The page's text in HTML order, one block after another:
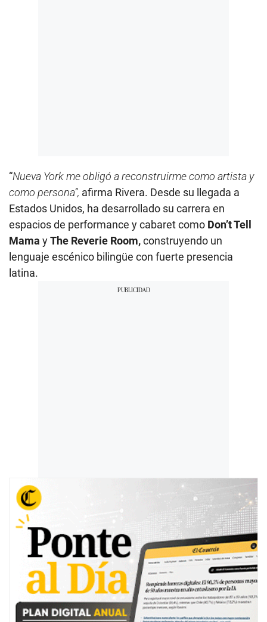
“Nueva York me obligó a reconstruirme como artista y
como persona”, afirma Rivera. Desde su llegada a
Estados Unidos, ha desarrollado su carrera en
espacios de performance y cabaret como Don’t Tell
Mama yThe Reverie Room,construyendo un
lenguaje escénico bilingüe con fuerte presencia
latina.